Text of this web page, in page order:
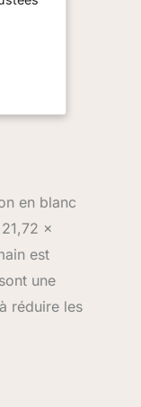
des
à
À
en blanc
x
est
une
réduire les